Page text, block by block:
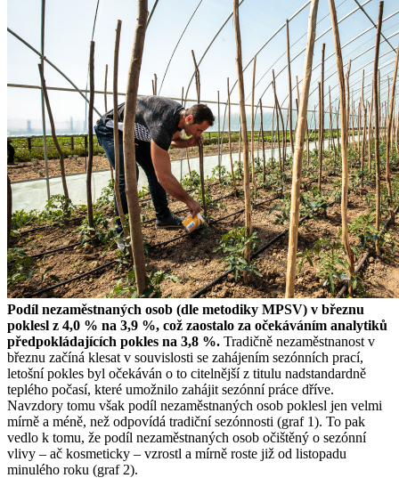
Podíl nezaměstnaných osob (dle metodiky MPSV) v březnu
poklesl z 4,0 % na 3,9 %, což zaostalo za očekáváním analytiků
předpokládajících pokles na 3,8 %. Tradičně nezaměstnanost v
březnu začíná klesat v souvislosti se zahájením sezónních prací,
letošní pokles byl očekáván o to citelnější z titulu nadstandardně
teplého počasí, které umožnilo zahájit sezónní práce dříve.
Navzdory tomu však podíl nezaměstnaných osob poklesl jen velmi
mírně a méně, než odpovídá tradiční sezónnosti (graf 1). To pak
vedlo k tomu, že podíl nezaměstnaných osob očištěný o sezónní
vlivy – ač kosmeticky – vzrostl a mírně roste již od listopadu
minulého roku (graf 2).